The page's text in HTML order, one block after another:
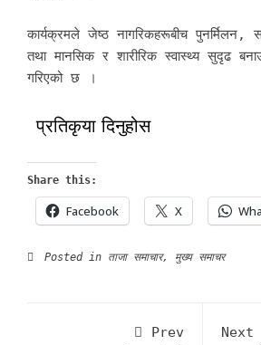
कार्यक्रमले जेष्ठ नागरिकहरूबीच पुनर्मिलन,
तथा मानसिक र शारीरिक स्वास्थ्य सुदृढ
गरिएको छ ।
प्रतिकृया दिनुहोस
Share this:
Facebook X
Posted in ताजा समाचार, मुख्य समाचर
Prev
Next